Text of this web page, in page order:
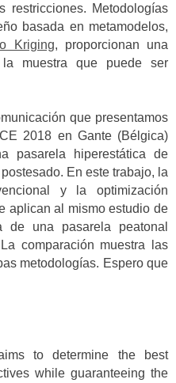
restricciones. Metodologías
basada en metamodelos,
Kriging, proporcionan una
muestra que puede ser
que presentamos
2018 en Gante (Bélgica)
pasarela hiperestática de
En este trabajo, la
y la optimización
aplican al mismo estudio de
una pasarela peatonal
comparación muestra las
metodologías. Espero que
to determine the best
while guaranteeing the